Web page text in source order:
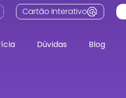
Cartão Interativo
Dúvidas Blog